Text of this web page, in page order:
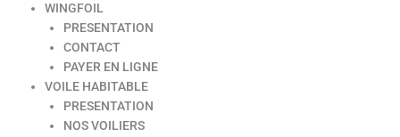
WINGFOIL
PRESENTATION
CONTACT
PAYER EN LIGNE
VOILE HABITABLE
PRESENTATION
NOS VOILIERS